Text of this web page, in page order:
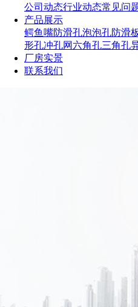
公司动态行业动态常见问
产品展示
鳄鱼嘴防滑孔泡泡孔防滑
形孔冲孔网 六角孔三角孔
厂房实景
联系我们